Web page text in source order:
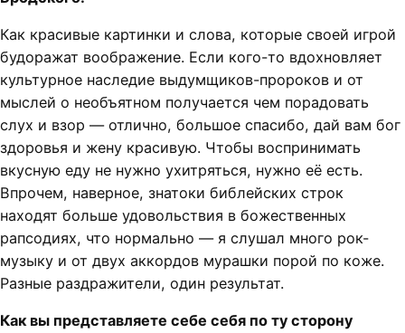
Как красивые картинки и слова, которые своей игрой
будоражат воображение. Если кого-то вдохновляет
культурное наследие выдумщиков-пророков и от
мыслей о необъятном получается чем порадовать
слух и взор — отлично, большое спасибо, дай вам бог
здоровья и жену красивую. Чтобы воспринимать
вкусную еду не нужно ухитряться, нужно её есть.
Впрочем, наверное, знатоки библейских строк
находят больше удовольствия в божественных
рапсодиях, что нормально — я слушал много рок-
музыку и от двух аккордов мурашки порой по коже.
Разные раздражители, один результат.
Как вы представляете себе себя по ту сторону